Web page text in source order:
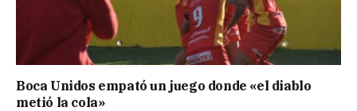
Boca Unidos empató un juego donde «el diablo
metió la cola»